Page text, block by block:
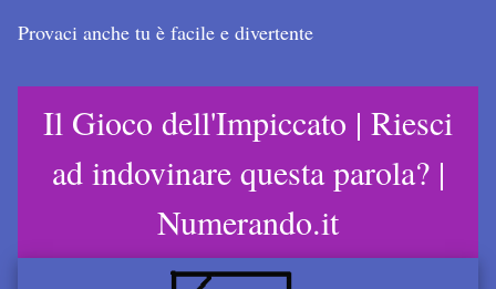
Provaci anche tu è facile e divertente
Il Gioco dell'Impiccato | Riesci
ad indovinare questa parola? |
Numerando.it